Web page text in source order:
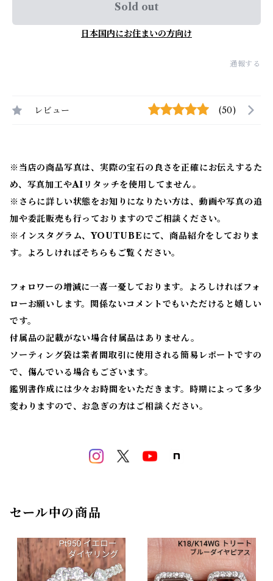
Sold out
日本国内にお住まいの方向け
通報する
レビュー (50)
※当店の商品写真は、実際の宝石の良さを正確にお伝えするた
め、写真加工やAIリタッチを使用してません。
※ さらに詳しい状態をお知りになりたい方は、動画や写真の追
加や委託販売も行っておりますのでご相談ください。
※ インスタグラム、YOUTUBEにて、商品紹介をしておりま
す。よろしければそちらもご覧ください。
フォロワーの増減に一喜一憂しております。よろしければフォ
ローお願いします。関係ないコメントでもいただけると嬉しい
です。
付属品の記載がない場合付属品はありません。
ソーティング袋は業者間取引に使用される簡易レポートですの
で、傷んでいる場合もございます。
鑑別書作成には少々お時間をいただきます。時期によって多少
変わりますので、お急ぎの方はご相談ください。
セール中の商品